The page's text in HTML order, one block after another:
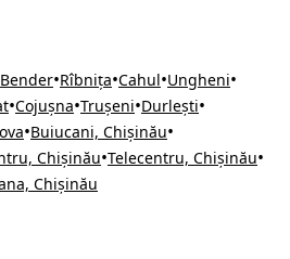
Bender•Rîbnița•Cahul•Ungheni•
•Cojușna•Trușeni•Durlești•
•Buiucani, Chișinău•
Chișinău•Telecentru, Chișinău•
Chișinău